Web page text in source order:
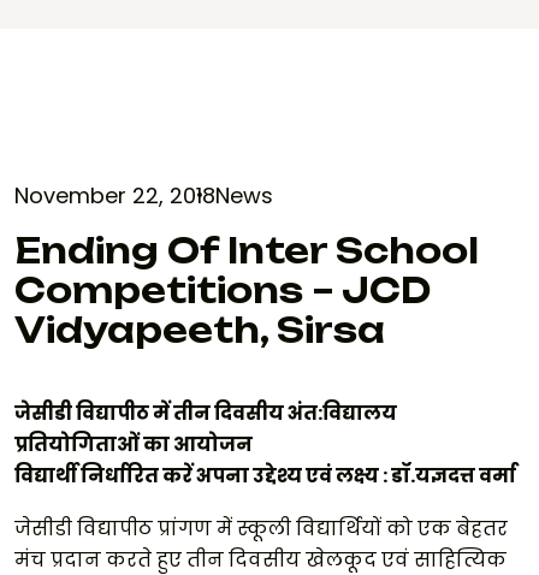
November 22, 2018News
Ending Of Inter School
Competitions – JCD
Vidyapeeth, Sirsa
जेसीडी विद्यापीठ में तीन दिवसीय अंत:विद्यालय
प्रतियोगिताओं का आयोजन
विद्यार्थी निर्धारित करें अपना उद्देश्य एवं लक्ष्य : डॉ.यज्ञदत्त वर्मा
जेसीडी विद्यापीठ प्रांगण में स्कूली विद्यार्थियों को एक बेहतर
मंच प्रदान करते हुए तीन दिवसीय खेलकूद एवं साहित्यिक